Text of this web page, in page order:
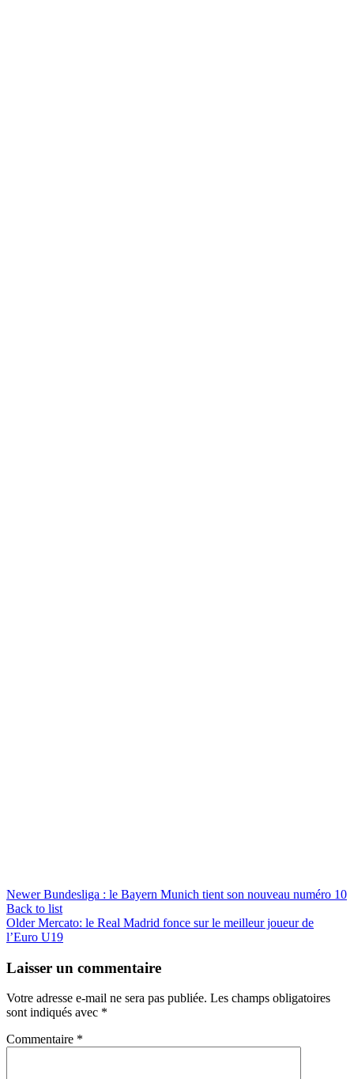
Newer Bundesliga : le Bayern Munich tient son nouveau numéro 10
Back to list
Older Mercato: le Real Madrid fonce sur le meilleur joueur de
l’Euro U19
Laisser un commentaire
Votre adresse e-mail ne sera pas publiée. Les champs obligatoires
sont indiqués avec *
Commentaire *